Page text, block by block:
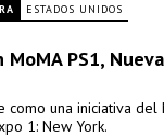
ESTADOS UNIDOS
MoMA PS1,
como una iniciativa
1: New York.